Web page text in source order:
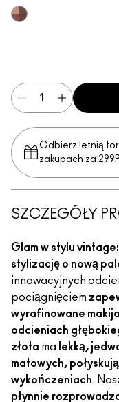
Odbierz letnią
zakupach za
SZCZEGÓŁY
Glam w stylu
stylizację o nową
innowacyjnych
pociągnięciem
wyrafinowane
odcieniach
złota ma lekką,
matowych,
wykończeniach.
płynnie